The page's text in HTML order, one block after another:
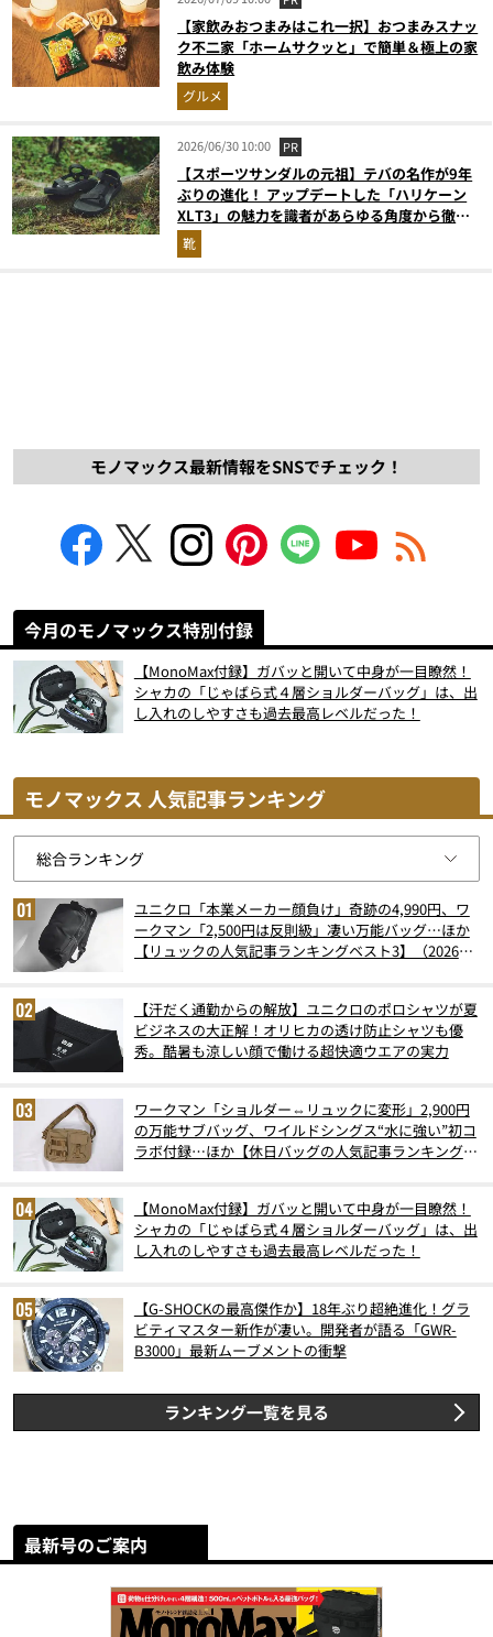
【家飲みおつまみはこれ一択】おつまみスナッ
ク不二家「ホームサクッと」で簡単＆極上の家
飲み体験
グルメ
2026/06/30 10:00 PR
【スポーツサンダルの元祖】テバの名作が9年
ぶりの進化！ アップデートした「ハリケーン
XLT3」の魅力を識者があらゆる角度から徹底
解説！
靴
モノマックス最新情報をSNSでチェック！
今月のモノマックス特別付録
【MonoMax付録】ガバッと開いて中身が一目瞭然！
シャカの「じゃばら式４層ショルダーバッグ」は、出
し入れのしやすさも過去最高レベルだった！
モノマックス 人気記事ランキング
ユニクロ「本業メーカー顔負け」奇跡の4,990円、ワ
ークマン「2,500円は反則級」凄い万能バッグ…ほか
【リュックの人気記事ランキングベスト3】（2026年
【汗だく通勤からの解放】ユニクロのポロシャツが夏
ビジネスの大正解！オリヒカの透け防止シャツも優
秀。酷暑も涼しい顔で働ける超快適ウエアの実力
ワークマン「ショルダー⇔リュックに変形」2,900円
の万能サブバッグ、ワイルドシングス“水に強い”初コ
ラボ付録…ほか【休日バッグの人気記事ランキングベ
【MonoMax付録】ガバッと開いて中身が一目瞭然！
シャカの「じゃばら式４層ショルダーバッグ」は、出
し入れのしやすさも過去最高レベルだった！
【G-SHOCKの最高傑作か】18年ぶり超絶進化！グラ
ビティマスター新作が凄い。開発者が語る「GWR-
B3000」最新ムーブメントの衝撃
ランキング一覧を見る
最新号のご案内